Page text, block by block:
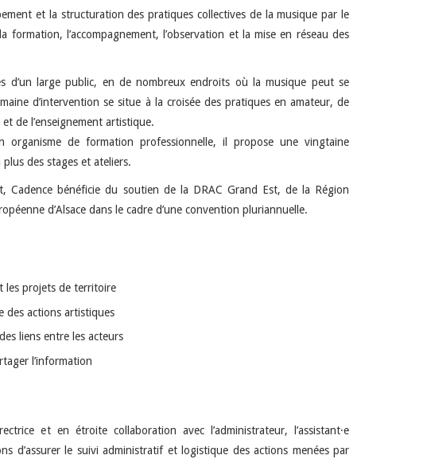
et la structuration des pratiques collectives de la musique par le
formation, l’accompagnement, l’observation et la mise en réseau des
d’un large public, en de nombreux endroits où la musique peut se
d’intervention se situe à la croisée des pratiques en amateur, de
de l’enseignement artistique.
organisme de formation professionnelle, il propose une vingtaine
des stages et ateliers.
Cadence bénéficie du soutien de la DRAC Grand Est, de la Région
d’Alsace dans le cadre d’une convention pluriannuelle.
les projets de territoire
des actions artistiques
liens entre les acteurs
l’information
et en étroite collaboration avec l’administrateur, l’assistant·e
d’assurer le suivi administratif et logistique des actions menées par